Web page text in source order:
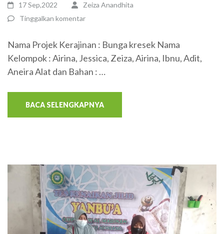
17 Sep,2022
Zeiza Anandhita
Tinggalkan komentar
Nama Projek Kerajinan : Bunga kresek Nama
Kelompok : Airina, Jessica, Zeiza, Airina, Ibnu, Adit,
Aneira Alat dan Bahan : …
BACA SELENGKAPNYA